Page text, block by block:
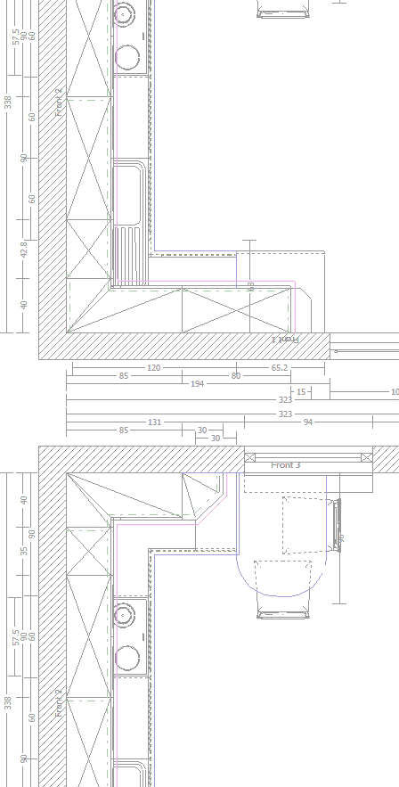
1Barrique_Alteiche.jpg